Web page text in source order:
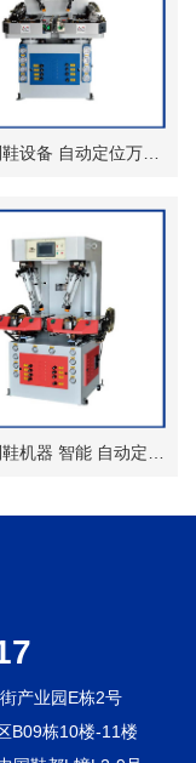
产业园E栋2号
B09栋10楼-11楼